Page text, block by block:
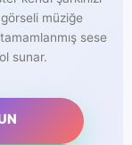
müziğe
sese
sunar.